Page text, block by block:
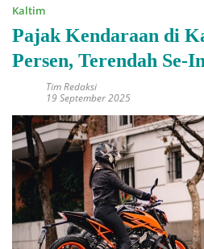
Kaltim
Pajak Kendaraan di
Persen, Terendah Se-
Tim Redaksi
19 September 2025